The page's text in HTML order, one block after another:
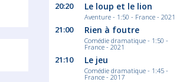
20:20 Le loup et le lion
Aventure - 1:50 - France - 2021
21:00 Rien à foutre
Comédie dramatique - 1:50 -
France - 2021
21:10 Le jeu
Comédie dramatique - 1:45 -
France - 2017